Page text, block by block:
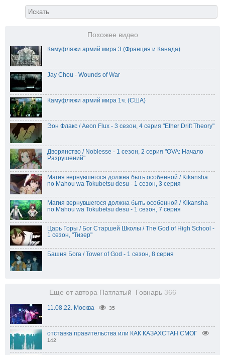
Похожее видео
Камуфляжи армий мира 3 (Франция и Канада)
Jay Chou - Wounds of War
Камуфляжи армий мира 1ч. (США)
Эон Флакс / Aeon Flux - 3 сезон, 4 серия "Ether Drift Theory"
Дворянство / Noblesse - 1 сезон, 2 серия "OVA: Начало
Разрушений"
Магия вернувшегося должна быть особенной / Kikansha
no Mahou wa Tokubetsu desu - 1 сезон, 3 серия
Магия вернувшегося должна быть особенной / Kikansha
no Mahou wa Tokubetsu desu - 1 сезон, 7 серия
Царь Горы / Бог Старшей Школы / The God of High School -
1 сезон, "Тизер"
Башня Бога / Tower of God - 1 сезон, 8 серия
Еще от автора Патлатый_Говнарь 366
11.08.22. Москва 35
отставка правительства или КАК КАЗАХСТАН СМОГ
142